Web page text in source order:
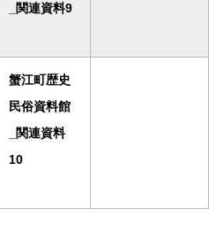
_関連資料9
蟹江町歴史
民俗資料館
_関連資料
10